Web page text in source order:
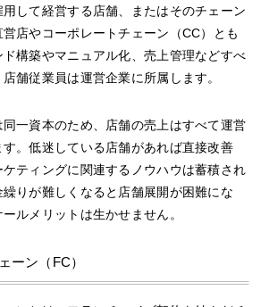
して経営する店舗、またはそのチェーン
店やコーポレートチェーン（CC）とも
構築やマニュアル化、売上管理などすべ
舗従業員は運営企業に所属します。
一資本のため、店舗の売上はすべて運営
。低迷している店舗があれば直接改善
ケティングに関連するノウハウは蓄積され
りが難しくなると店舗展開が困難にな
ルメリットは生かせません。
ーン（FC）